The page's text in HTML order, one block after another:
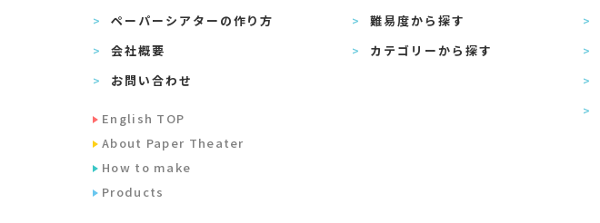
ペーパーシアターの作り方
会社概要
お問い合わせ
English TOP
About Paper Theater
How to make
Products
難易度から探す
カテゴリーから探す